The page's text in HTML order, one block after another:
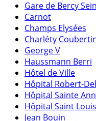
Gare de Bercy
Carnot
Champs Elysées
Charléty
George V
Haussmann Berri
Hôtel de Ville
Hôpital Robert-
Hôpital Sainte
Hôpital Saint Louis
Jean Bouin